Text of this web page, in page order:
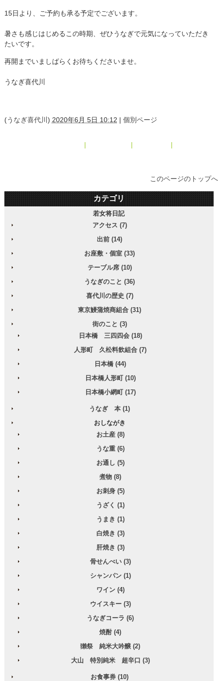
15日より、ご予約も承る予定でございます。
暑さも感じはじめるこの時期、ぜひうなぎで元気になっていただき
たいです。
再開までいましばらくお待ちくださいませ。
うなぎ喜代川
(うなぎ喜代川 ) 2020年6月 5日 10:12 | 個別ページ
| | |
このページのトップへ
カテゴリ
若女将日記
アクセス (7)
出前 (14)
お座敷・個室 (33)
テーブル席 (10)
うなぎのこと (36)
喜代川の歴史 (7)
東京鰻蒲焼商組合 (31)
街のこと (3)
日本橋 三四四会 (18)
人形町 久松料飲組合 (7)
日本橋 (44)
日本橋人形町 (10)
日本橋小網町 (17)
うなぎ 本 (1)
おしながき
お土産 (8)
うな重 (6)
お通し (5)
煮物 (8)
お刺身 (5)
うざく (1)
うまき (1)
白焼き (3)
肝焼き (3)
骨せんべい (3)
シャンパン (1)
ワイン (4)
ウイスキー (3)
うなぎコーラ (6)
焼酎 (4)
獺祭 純米大吟醸 (2)
大山 特別純米 超辛口 (3)
お食事券 (10)